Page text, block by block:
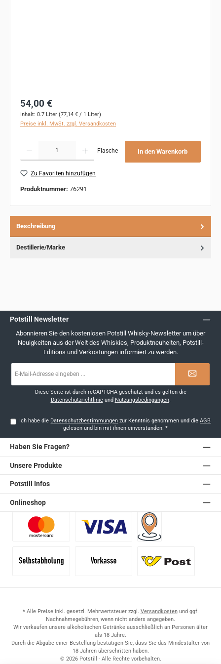
Regulärer Preis:
54,00 €
Inhalt: 0.7 Liter (77,14 € / 1 Liter)
Preise inkl. MwSt. zzgl. Versandkosten
Flasche In den Warenkorb
Zu Favoriten hinzufügen
Produktnummer: 76291
Beschreibung
Destillerie/Marke
Potstill Newsletter
Abonnieren Sie den kostenlosen Potstill Whisky-Newsletter um über
Neuigkeiten aus der Welt des Whiskies, Produktneuheiten, Potstill-
Editions und Verkostungen informiert zu werden.
Mail-
Diese Seite ist durch reCAPTCHA geschützt und es gelten die
Datenschutzrichtlinieund Nutzungsbedingungen.
Ich habe die Datenschutzbestimmungen zur Kenntnis genommen und dieAGB
gelesen und bin mit ihnen einverstanden. *
Haben Sie Fragen?
Unsere Produkte
Potstill Infos
Onlineshop
* Alle Preise inkl. gesetzl. Mehrwertsteuer zzgl. Versandkostenund ggf.
Nachnahmegebühren, wenn nicht anders angegeben.
Wir verkaufen unsere alkoholischen Getränke ausschließlich an Personen älter
als 18 Jahre.
Durch die Abgabe einer Bestellung bestätigen Sie, dass Sie das Mindestalter von
18 Jahren überschritten haben.
© 2026 Potstill - Alle Rechte vorbehalten.